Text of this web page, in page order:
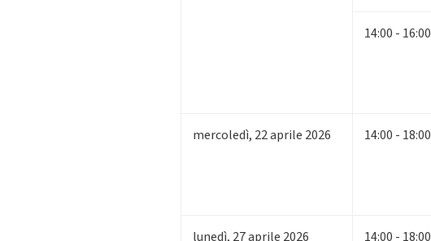
14:00 - 16:00
mercoledì, 22aprile 2026 14:00 - 18:00
lunedì, 27aprile 2026 14:00 - 18:00